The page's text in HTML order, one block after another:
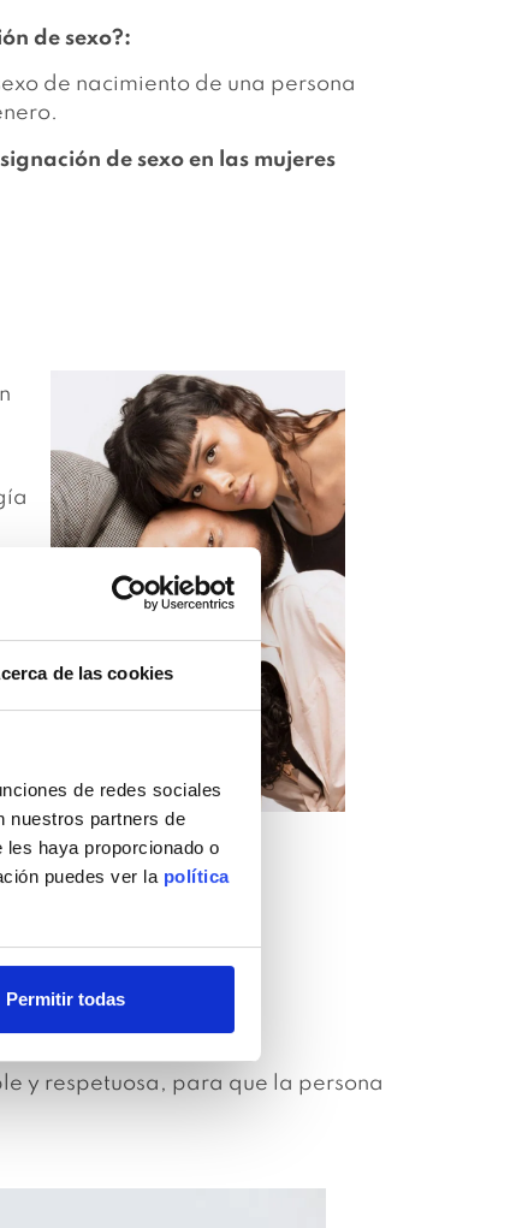
de las cookies
de redes sociales
nuestros partners de
haya proporcionado o
puedes ver la política
Permitir todas
de sexo?:
de nacimiento de una persona
de sexo en las mujeres
y respetuosa, para que la persona